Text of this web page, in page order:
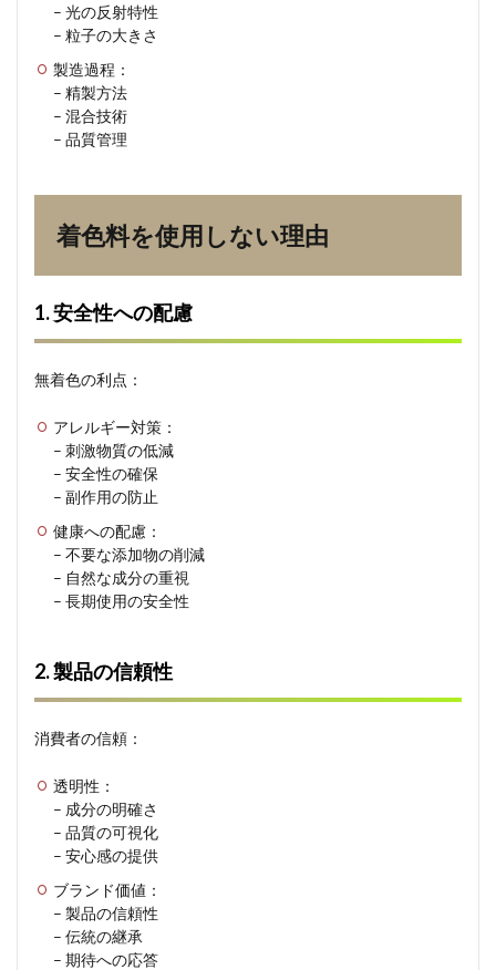
色の
目的
4.2
2. 効
果の
違い
の選
び方
5.1
1. 基
本的
な選
準
2. 個
人に
合わ
せた
6
よく
ある
め：
安全
性の
象徴
とし
– 光の反射特性
– 粒子の大きさ
製造過程：
– 精製方法
– 混合技術
– 品質管理
着色料を使用しない理由
1. 安全性への配慮
無着色の利点：
アレルギー対策：
– 刺激物質の低減
– 安全性の確保
– 副作用の防止
健康への配慮：
– 不要な添加物の削減
– 自然な成分の重視
– 長期使用の安全性
2. 製品の信頼性
消費者の信頼：
透明性：
– 成分の明確さ
– 品質の可視化
– 安心感の提供
ブランド価値：
– 製品の信頼性
– 伝統の継承
– 期待への応答